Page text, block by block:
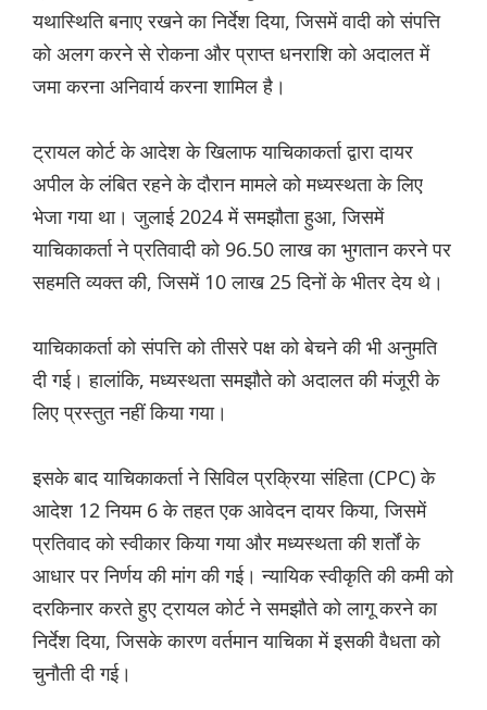
यथास्थिति बनाए रखने का निर्देश दिया, जिसमें वादी को संपत्ति
को अलग करने से रोकना और प्राप्त धनराशि को अदालत में
जमा करना अनिवार्य करना शामिल है।
ट्रायल कोर्ट के आदेश के खिलाफ याचिकाकर्ता द्वारा दायर
अपील के लंबित रहने के दौरान मामले को मध्यस्थता के लिए
भेजा गया था। जुलाई 2024 में समझौता हुआ, जिसमें
याचिकाकर्ता ने प्रतिवादी को 96.50 लाख का भुगतान करने पर
सहमति व्यक्त की, जिसमें 10 लाख 25 दिनों के भीतर देय थे।
याचिकाकर्ता को संपत्ति को तीसरे पक्ष को बेचने की भी अनुमति
दी गई। हालांकि, मध्यस्थता समझौते को अदालत की मंजूरी के
लिए प्रस्तुत नहीं किया गया।
इसके बाद याचिकाकर्ता ने सिविल प्रक्रिया संहिता (CPC) के
आदेश 12 नियम 6 के तहत एक आवेदन दायर किया, जिसमें
प्रतिवाद को स्वीकार किया गया और मध्यस्थता की शर्तों के
आधार पर निर्णय की मांग की गई। न्यायिक स्वीकृति की कमी को
दरकिनार करते हुए ट्रायल कोर्ट ने समझौते को लागू करने का
निर्देश दिया, जिसके कारण वर्तमान याचिका में इसकी वैधता को
चुनौती दी गई।